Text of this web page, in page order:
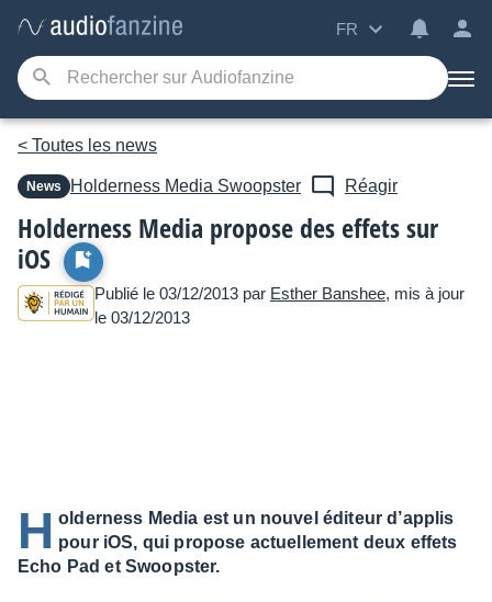
FR
< Toutes les news
News Holderness Media Swoopster Réagir
Holderness Media propose des effets sur
iOS
Publié le 03/12/2013 par Esther Banshee, mis à jour
le 03/12/2013
H olderness Media est un nouvel éditeur d’applis
pour iOS, qui propose actuellement deux effets
Echo Pad et Swoopster.